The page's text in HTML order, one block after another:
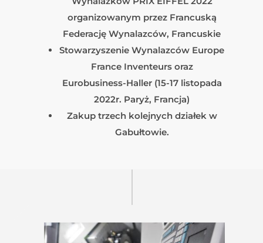
organizowanym przez Francuską
Federację Wynalazców, Francuskie
Stowarzyszenie Wynalazców Europe
France Inventeurs oraz
Eurobusiness-Haller (15-17 listopada
2022r. Paryż, Francja)
Zakup trzech kolejnych działek w
Gabułtowie.